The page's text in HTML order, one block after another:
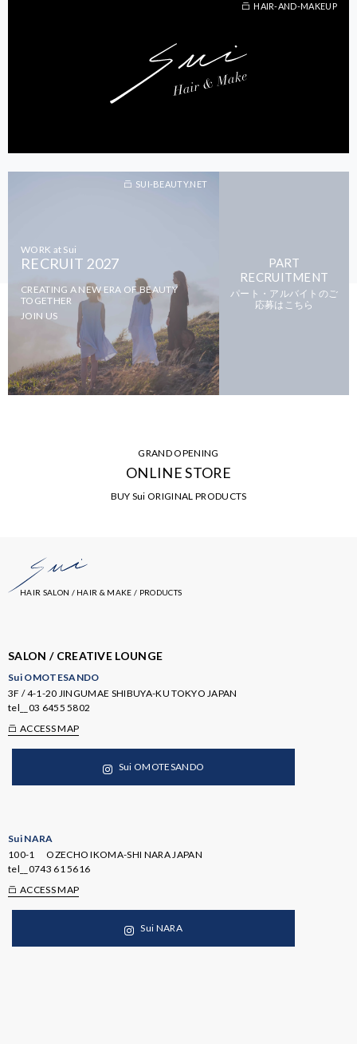
HAIR-AND-MAKEUP
WORK at Sui
RECRUIT 2027
CREATING A NEW ERA OF BEAUTY
TOGETHER
JOIN US
SUI-BEAUTY.NET
PART
RECRUITMENT
パート・アルバイトのご
応募はこちら
GRAND OPENING
ONLINE STORE
BUY Sui ORIGINAL PRODUCTS
HAIR SALON / HAIR & MAKE / PRODUCTS
SALON / CREATIVE LOUNGE
Sui OMOTESANDO
3F / 4-1-20 JINGUMAE SHIBUYA-KU TOKYO JAPAN
tel__ 03 6455 5802
ACCESS MAP
Sui OMOTESANDO
Sui NARA
100-1 OZECHO IKOMA-SHI NARA JAPAN
tel__ 0743 61 5616
ACCESS MAP
Sui NARA